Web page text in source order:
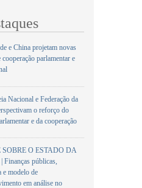
e China projetam novas
cooperação parlamentar e
Nacional e Federação da
o reforço do
e da cooperação
SOBRE O ESTADO DA
públicas,
e modelo de
em análise no